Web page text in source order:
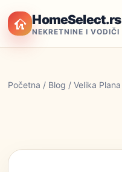
HomeSelect.rs
NEKRETNINE I VODIČI
Početna / Blog / Velika Plana